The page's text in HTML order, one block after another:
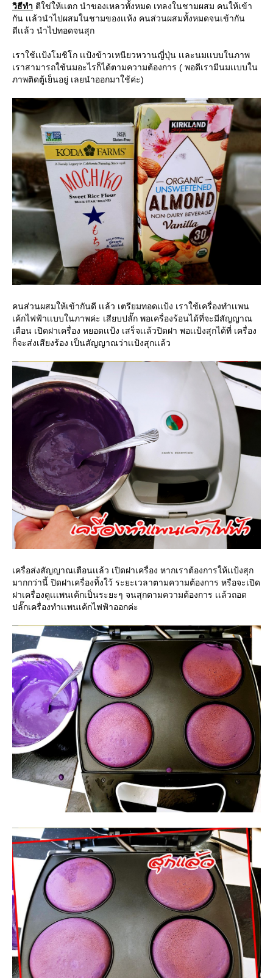
วิธีทำ ตีใข่ให้เเตก นำของเหลวทั้งหมด เทลงในชามผสม คนให้เข้า
กัน เเล้วนำไปผสมในชามของเเห้ง คนส่วนผสมทั้งหมดจนเข้ากัน
ดีเเล้ว นำไปทอดจนสุก
เราใช้เเป้งโมชิโก เเป้งข้าวเหนียวหวานญี่ปุ่น เเละนมเเบบในภาพ
เราสามารถใช้นมอะไรก็ได้ตามความต้องการ ( พอดีเรามีนมเเบบใน
ภาพติดตู้เย็นอยู่ เลยนำออกมาใช้ค่ะ)
คนส่วนผสมให้เข้ากันดี เเล้ว เตรียมทอดเเป้ง เราใช้เครื่องทำเเพน
เค้กไฟฟ้าเเบบในภาพค่ะ เสียบปลั๊ก พอเครื่องร้อนได้ที่จะมีสัญญาณ
เตือน เปิดฝาเครื่อง หยอดเเป้ง เสร็จเเล้วปิดฝา พอเเป้งสุกได้ที่ เครื่อง
ก็จะส่งเสียงร้อง เป็นสัญญาณว่าเเป้งสุกเเล้ว
เครื่อส่งสัญญาณเตือนเเล้ว เปิดฝาเครื่อง หากเราต้องการให้เเป้งสุก
มากกว่านี้ ปิดฝาเครื่องทิ้งใว้ ระยะเวลาตามความต้องการ หรือจะเปิด
ฝาเครื่องดูเเเพนเค้กเป็นระยะๆ จนสุกตามความต้องการ เเล้วถอด
ปลั๊กเครื่องทำเเพนเค้กไฟฟ้าออกค่ะ